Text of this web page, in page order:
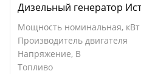
Дизельный генератор
Мощность номинальная, кВт
Производитель двигателя
Напряжение, В
Топливо